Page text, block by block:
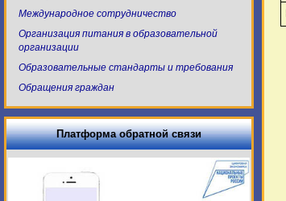
Международное сотрудничество
Организация питания в образовательной
организации
Образовательные стандарты и требования
Обращения граждан
Платформа обратной связи